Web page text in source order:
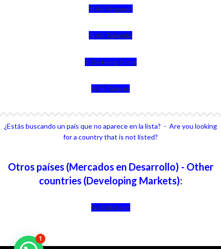
4Life Singapur
4Life Tailandia
4Life Hong Kong
4Life Taiwán
¿Estás buscando un país que no aparece en la lista? - Are you looking
for a country that is not listed?
Otros países (Mercados en Desarrollo) - Other
countries (Developing Markets):
No Enlistado
1